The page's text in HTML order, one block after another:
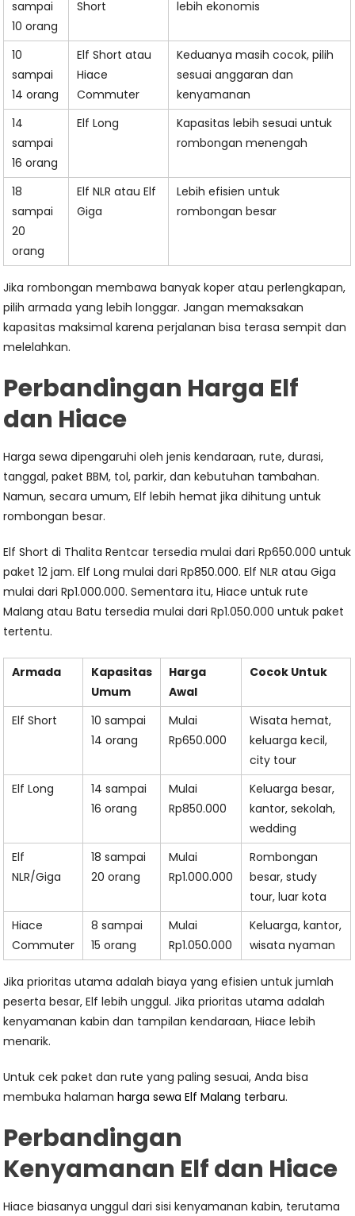
sampai
10 orang
Short
lebih ekonomis
10
sampai
14 orang
Elf Short atau
Hiace
Commuter
Keduanya masih cocok, pilih
sesuai anggaran dan
kenyamanan
14
sampai
16 orang
Elf Long
Kapasitas lebih sesuai untuk
rombongan menengah
18
sampai
20
orang
Elf NLR atau Elf
Giga
Lebih efisien untuk
rombongan besar
Jika rombongan membawa banyak koper atau perlengkapan,
pilih armada yang lebih longgar. Jangan memaksakan
kapasitas maksimal karena perjalanan bisa terasa sempit dan
melelahkan.
Perbandingan Harga Elf
dan Hiace
Harga sewa dipengaruhi oleh jenis kendaraan, rute, durasi,
tanggal, paket BBM, tol, parkir, dan kebutuhan tambahan.
Namun, secara umum, Elf lebih hemat jika dihitung untuk
rombongan besar.
Elf Short di Thalita Rentcar tersedia mulai dari Rp650.000 untuk
paket 12 jam. Elf Long mulai dari Rp850.000. Elf NLR atau Giga
mulai dari Rp1.000.000. Sementara itu, Hiace untuk rute
Malang atau Batu tersedia mulai dari Rp1.050.000 untuk paket
tertentu.
Armada
Kapasitas
Umum
Harga
Awal
Cocok Untuk
Elf Short
10 sampai
14 orang
Mulai
Rp650.000
Wisata hemat,
keluarga kecil,
city tour
Elf Long
14 sampai
16 orang
Mulai
Rp850.000
Keluarga besar,
kantor, sekolah,
wedding
Elf
NLR/Giga
18 sampai
20 orang
Mulai
Rp1.000.000
Rombongan
besar, study
tour, luar kota
Hiace
Commuter
8 sampai
15 orang
Mulai
Rp1.050.000
Keluarga, kantor,
wisata nyaman
Jika prioritas utama adalah biaya yang efisien untuk jumlah
peserta besar, Elf lebih unggul. Jika prioritas utama adalah
kenyamanan kabin dan tampilan kendaraan, Hiace lebih
menarik.
Untuk cek paket dan rute yang paling sesuai, Anda bisa
membuka halamanharga sewa Elf Malang terbaru.
Perbandingan
Kenyamanan Elf dan Hiace
Hiace biasanya unggul dari sisi kenyamanan kabin, terutama